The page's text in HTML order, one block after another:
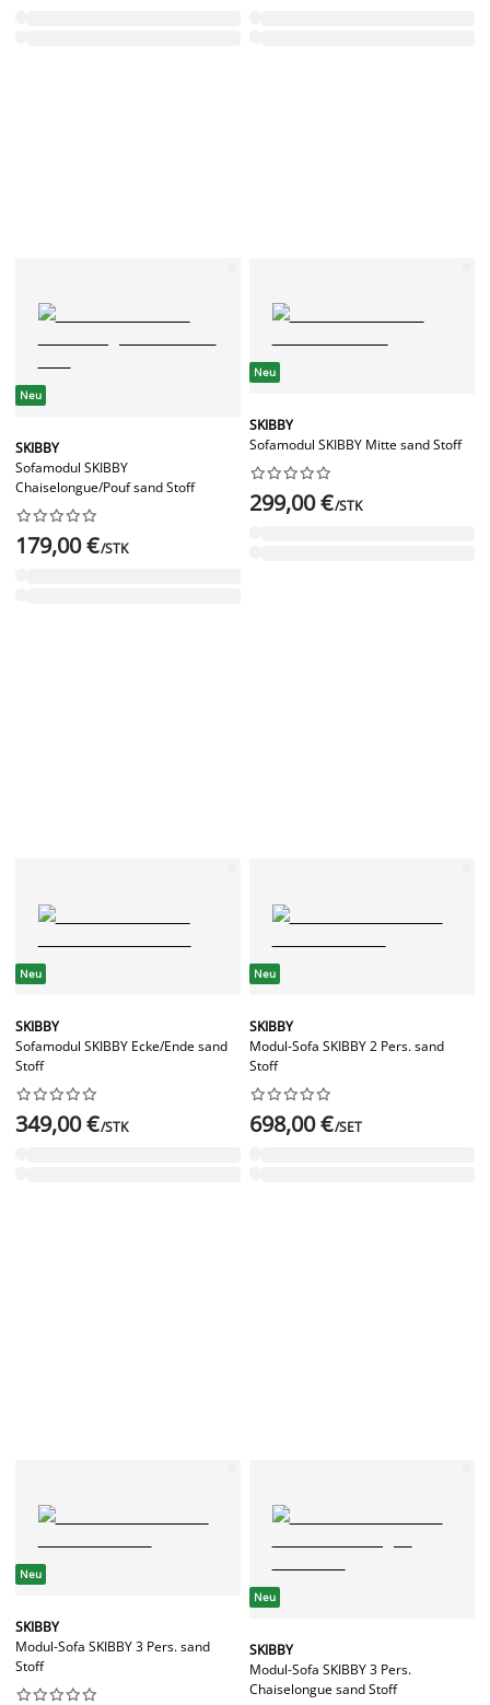
Neu
SKIBBY
Sofamodul SKIBBY
Chaiselongue/Pouf sand Stoff






179,00 €/STK
Neu
SKIBBY
Sofamodul SKIBBY Mitte sand Stoff






299,00 €/STK
Neu
SKIBBY
Sofamodul SKIBBY Ecke/Ende sand
Stoff






349,00 €/STK
Neu
SKIBBY
Modul-Sofa SKIBBY 2 Pers. sand
Stoff






698,00 €/SET
Neu
SKIBBY
Modul-Sofa SKIBBY 3 Pers. sand
Stoff






Neu
SKIBBY
Modul-Sofa SKIBBY 3 Pers.
Chaiselongue sand Stoff